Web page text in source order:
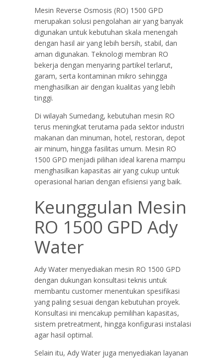
Mesin Reverse Osmosis (RO) 1500 GPD
merupakan solusi pengolahan air yang banyak
digunakan untuk kebutuhan skala menengah
dengan hasil air yang lebih bersih, stabil, dan
aman digunakan. Teknologi membran RO
bekerja dengan menyaring partikel terlarut,
garam, serta kontaminan mikro sehingga
menghasilkan air dengan kualitas yang lebih
tinggi.
Di wilayah Sumedang, kebutuhan mesin RO
terus meningkat terutama pada sektor industri
makanan dan minuman, hotel, restoran, depot
air minum, hingga fasilitas umum. Mesin RO
1500 GPD menjadi pilihan ideal karena mampu
menghasilkan kapasitas air yang cukup untuk
operasional harian dengan efisiensi yang baik.
Keunggulan Mesin
RO 1500 GPD Ady
Water
Ady Water menyediakan mesin RO 1500 GPD
dengan dukungan konsultasi teknis untuk
membantu customer menentukan spesifikasi
yang paling sesuai dengan kebutuhan proyek.
Konsultasi ini mencakup pemilihan kapasitas,
sistem pretreatment, hingga konfigurasi instalasi
agar hasil optimal.
Selain itu, Ady Water juga menyediakan layanan